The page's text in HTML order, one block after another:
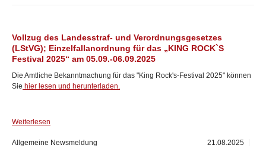
Vollzug des Landesstraf- und Verordnungsgesetzes
(LStVG); Einzelfallanordnung für das „KING ROCK`S
Festival 2025“ am 05.09.-06.09.2025
Die Amtliche Bekanntmachung für das "King Rock's-Festival 2025" können
Sie hier lesen und herunterladen.
Weiterlesen
21.08.2025
Allgemeine Newsmeldung